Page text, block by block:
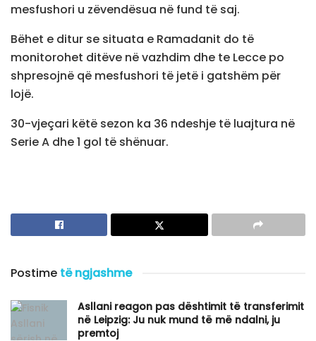
mesfushori u zëvendësua në fund të saj.
Bëhet e ditur se situata e Ramadanit do të
monitorohet ditëve në vazhdim dhe te Lecce po
shpresojnë që mesfushori të jetë i gatshëm për
lojë.
30-vjeçari këtë sezon ka 36 ndeshje të luajtura në
Serie A dhe 1 gol të shënuar.
Postime të ngjashme
Asllani reagon pas dështimit të transferimit
në Leipzig: Ju nuk mund të më ndalni, ju
premtoj